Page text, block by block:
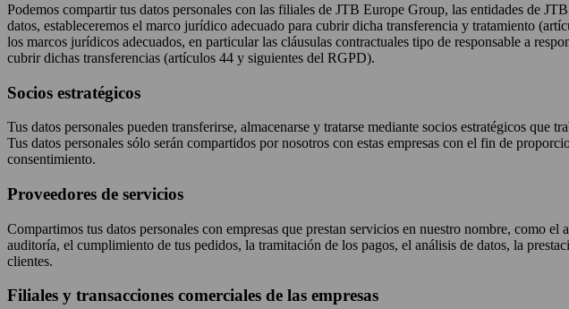
Podemos compartir tus datos personales con las filiales de JTB Europe Group, las entidades de
datos, estableceremos el marco jurídico adecuado para cubrir dicha transferencia y tratamiento
los marcos jurídicos adecuados, en particular las cláusulas contractuales tipo de responsable a
cubrir dichas transferencias (artículos 44 y siguientes del RGPD).
Socios estratégicos
Tus datos personales pueden transferirse, almacenarse y tratarse mediante socios estratégicos
Tus datos personales sólo serán compartidos por nosotros con estas empresas con el fin de
consentimiento.
Proveedores de servicios
Compartimos tus datos personales con empresas que prestan servicios en nuestro nombre, como
auditoría, el cumplimiento de tus pedidos, la tramitación de los pagos, el análisis de datos, la
clientes.
Filiales y transacciones comerciales de las empresas